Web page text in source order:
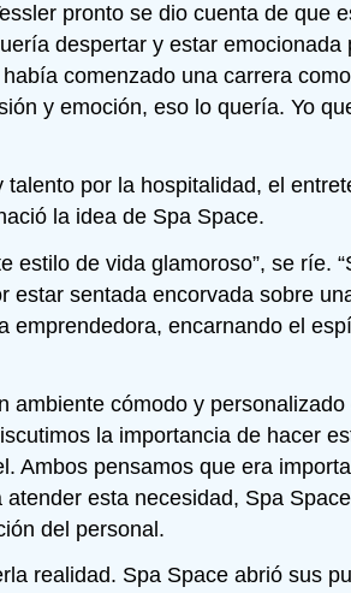
pronto se dio cuenta de que
despertar y estar
comenzado una carrera
y emoción, eso lo quería. Yo
por la hospitalidad, el
la idea de Spa Space.
de vida glamoroso”, se ríe.
sentada encorvada sobre
encarnando el
cómodo y
la importancia de hacer
pensamos que era
esta necesidad, Spa
del personal.
realidad. Spa Space abrió sus